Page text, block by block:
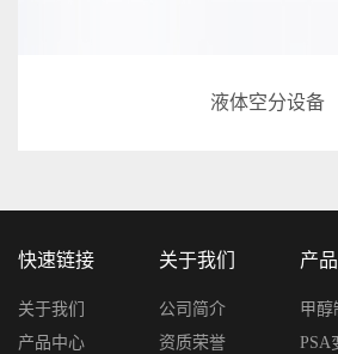
液体空分设备
快速链接
关于我们
产品中心
关于我们
公司简介
资质荣誉
产
甲醇
PSA